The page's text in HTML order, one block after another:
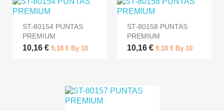
ST-80154 PUNTAS
PREMIUM
10,16 € 9,18 € By 10
ST-80158 PUNTAS
PREMIUM
10,16 € 9,18 € By 10